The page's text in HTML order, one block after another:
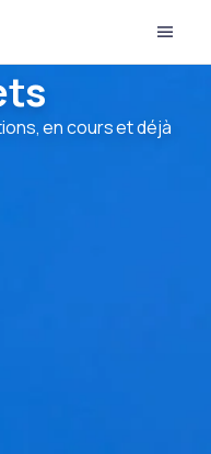
en cours et déjà